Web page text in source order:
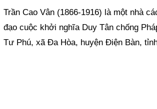
Trần Cao Vân (1866-1916) là một nhà
đạo cuộc khởi nghĩa Duy Tân chống
Tư Phú, xã Đa Hòa, huyện Điện Bàn,